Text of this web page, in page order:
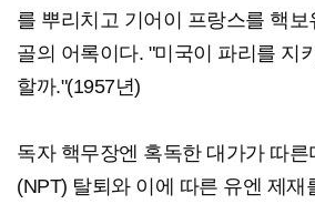
를 뿌리치고 기어이 프랑스를 핵
골의 어록이다. "미국이 파리를 지
할까."(1957년)
독자 핵무장엔 혹독한 대가가 따
(NPT) 탈퇴와 이에 따른 유엔 제재